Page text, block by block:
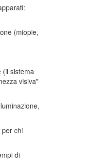
(miopie,
(il sistema
visiva"
chi
di